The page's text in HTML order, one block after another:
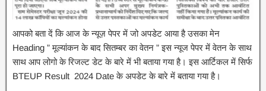
आपको बता दें कि आज के न्यूज़ पेपर में जो अपडेट आया है उसका मेन
Heading ” मूल्यांकन के बाद सितम्बर का वेतन ” इस न्यूज पेपर में वेतन के साथ
साथ आप लोगो के रिजल्ट डेट के बारे में भी बताया गया है। इस आर्टिकल में सिर्फ
BTEUP Result 2024 Date के अपडेट के बारे में बताया गया है।